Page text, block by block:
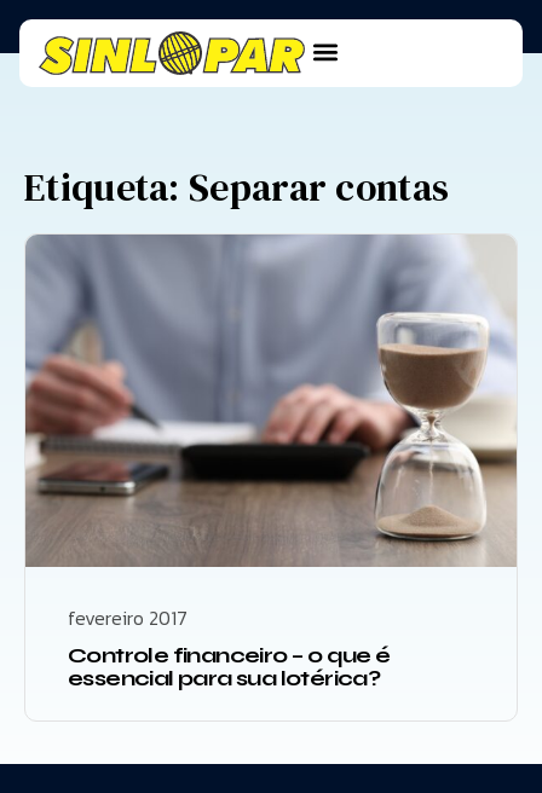
Etiqueta: Separar contas
fevereiro 2017
Controle financeiro – o que é
essencial para sua lotérica?